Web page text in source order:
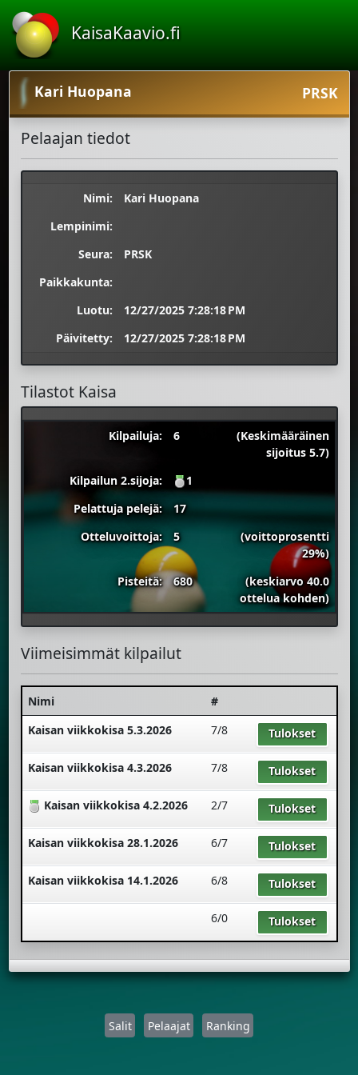
KaisaKaavio.fi
Kari Huopana PRSK
Pelaajan tiedot
Nimi:
Kari Huopana
Lempinimi:
Seura:
PRSK
Paikkakunta:
Luotu:
12/27/2025 7:28:18 PM
Päivitetty:
12/27/2025 7:28:18 PM
Tilastot Kaisa
Kilpailuja: 6
(Keskimääräinen
sijoitus 5.7)
Kilpailun 2.sijoja:
1
Pelattuja pelejä:
17
Otteluvoittoja:
5
(voittoprosentti
29%)
Pisteitä:
680
(keskiarvo 40.0
ottelua kohden)
Viimeisimmät kilpailut
Nimi
#
Kaisan viikkokisa 5.3.2026
7/8 Tulokset
Kaisan viikkokisa 4.3.2026 7/8 Tulokset
Kaisan viikkokisa 4.2.2026 2/7 Tulokset
Kaisan viikkokisa 28.1.2026 6/7 Tulokset
Kaisan viikkokisa 14.1.2026 6/8 Tulokset
6/0 Tulokset
Salit Pelaajat Ranking